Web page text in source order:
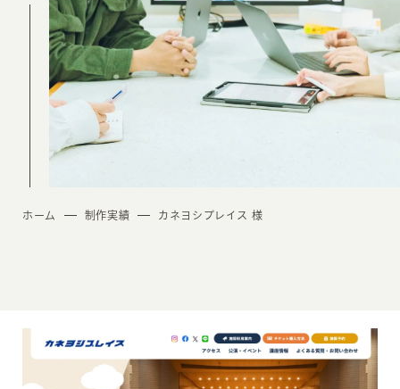
MARKETING
ホーム 制作実績 カネヨシプレイス 様